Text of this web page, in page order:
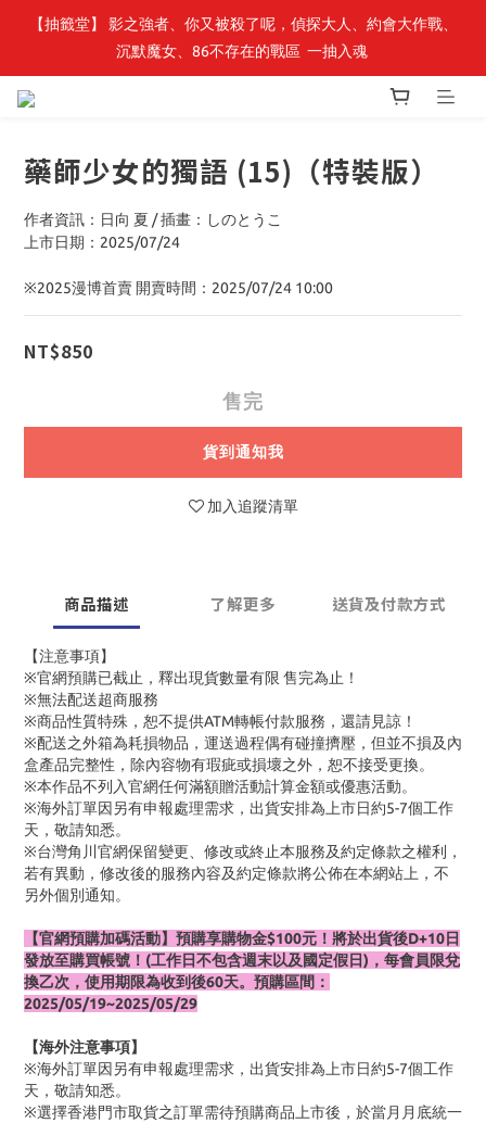
最新開賣🔥「全知讀者視角」 周邊商品
【抽籤堂】 影之強者、你又被殺了呢，偵探大人、約會大作戰、
沉默魔女、86不存在的戰區  一抽入魂
藥師少女的獨語 (15)（特裝版）
作者資訊：日向 夏 / 插畫：しのとうこ
上市日期：2025/07/24
※2025漫博首賣 開賣時間：2025/07/24 10:00
NT$850
售完
貨到通知我
加入追蹤清單
商品描述 了解更多 送貨及付款方式
【注意事項】
※官網預購已截止，釋出現貨數量有限 售完為止！
※無法配送超商服務
※商品性質特殊，恕不提供ATM轉帳付款服務，還請見諒！
※配送之外箱為耗損物品，運送過程偶有碰撞擠壓，但並不損及內
盒產品完整性，除內容物有瑕疵或損壞之外，恕不接受更換。
※本作品不列入官網任何滿額贈活動計算金額或優惠活動。
※海外訂單因另有申報處理需求，出貨安排為上市日約5-7個工作
天，敬請知悉。
※台灣角川官網保留變更、修改或終止本服務及約定條款之權利，
若有異動，修改後的服務內容及約定條款將公佈在本網站上，不
另外個別通知。
【官網預購加碼活動】預購享購物金$100元！將於出貨後D+10日
發放至購買帳號！(工作日不包含週末以及國定假日)，每會員限兌
換乙次，使用期限為收到後60天。預購區間：
2025/05/19~2025/05/29
【海外注意事項】
※海外訂單因另有申報處理需求，出貨安排為上市日約5-7個工作
天，敬請知悉。
※選擇香港門市取貨之訂單需待預購商品上市後，於當月月底統一